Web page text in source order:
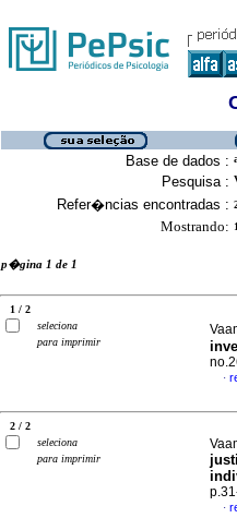
Base de dados :
Pesquisa :
Refer�ncias encontradas :
Mostrando:
p�gina 1 de 1
1 / 2
seleciona
para imprimir
·
2 / 2
seleciona
para imprimir
·